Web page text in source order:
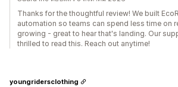
Thanks for the thoughtful review! We built
automation so teams can spend less time on
growing - great to hear that's landing. Our
thrilled to read this. Reach out anytime!
youngridersclothing